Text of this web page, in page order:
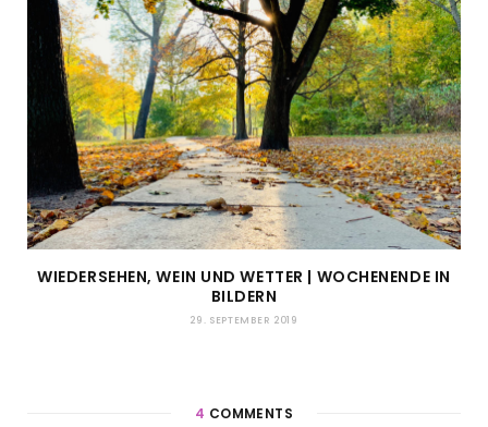
WIEDERSEHEN, WEIN UND WETTER | WOCHENENDE IN
BILDERN
29. SEPTEMBER 2019
4 COMMENTS